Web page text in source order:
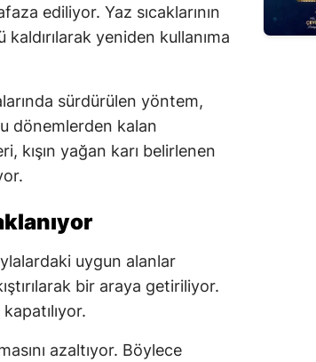
ediliyor. Yaz sıcaklarının
yeniden kullanıma
sürdürülen yöntem,
dönemlerden kalan
kışın yağan karı belirlenen
uygun alanlar
bir araya getiriliyor.
azaltıyor. Böylece